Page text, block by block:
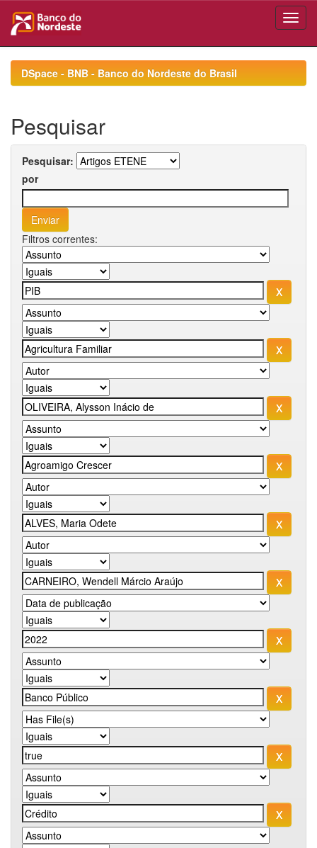
navigationDSpace - BNB - Banco do Nordeste do Brasil
Pesquisar
Pesquisar:
por
Filtros correntes: